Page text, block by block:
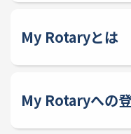
My Rotaryとは
My Rotaryへの